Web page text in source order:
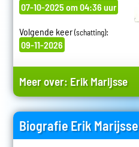
07-10-2025 om 04:36 uur
Volgende keer(schatting):
09-11-2026
Meer over: Erik Marijsse
Biografie Erik Marijsse